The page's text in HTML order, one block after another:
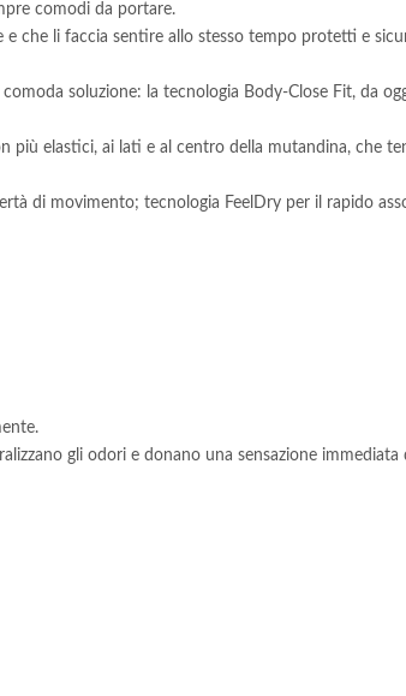
comodi da portare.
che li faccia sentire allo stesso tempo protetti e
soluzione: la tecnologia Body-Close Fit, da
più elastici, ai lati e al centro della mutandina, che
di movimento; tecnologia FeelDry per il rapido
gli odori e donano una sensazione immediata